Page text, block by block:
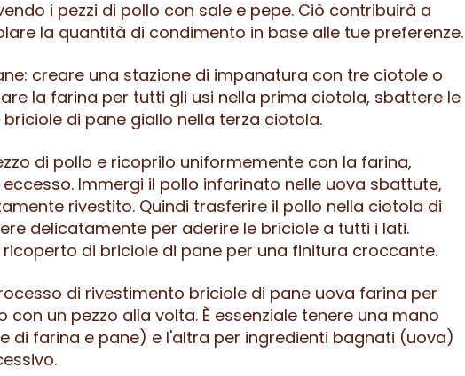
i pezzi di pollo con sale e pepe. Ciò contribuirà a
la quantità di condimento in base alle tue preferenze.
creare una stazione di impanatura con tre ciotole o
la farina per tutti gli usi nella prima ciotola, sbattere le
di pane giallo nella terza ciotola.
di pollo e ricoprilo uniformemente con la farina,
Immergi il pollo infarinato nelle uova sbattute,
rivestito. Quindi trasferire il pollo nella ciotola di
delicatamente per aderire le briciole a tutti i lati.
di briciole di pane per una finitura croccante.
di rivestimento briciole di pane uova farina per
con un pezzo alla volta. È essenziale tenere una mano
di farina e pane) e l'altra per ingredienti bagnati (uova)